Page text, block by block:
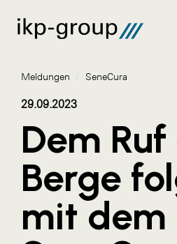
Meldungen
AKTUELLES
ACO
ALEX Krems
Meldungen / SeneCura
29.09.2023
Dem
Berge
mit dem